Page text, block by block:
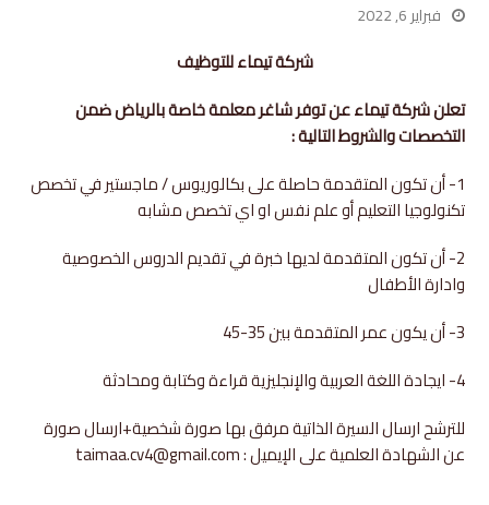
فبراير 6, 2022
شركة تيماء للتوظيف
تعلن شركة تيماء عن توفر شاغر معلمة خاصة بالرياض ضمن
التخصصات والشروط التالية :
1- أن تكون المتقدمة حاصلة على بكالوريوس / ماجستير في تخصص
تكنولوجيا التعليم أو علم نفس او اي تخصص مشابه
2- أن تكون المتقدمة لديها خبرة في تقديم الدروس الخصوصية
وادارة الأطفال
3- أن يكون عمر المتقدمة بين 35-45
4- ايجادة اللغة العربية والإنجليزية قراءة وكتابة ومحادثة
للترشح ارسال السيرة الذاتية مرفق بها صورة شخصية+ارسال صورة
عن الشهادة العلمية على الإيميل : taimaa.cv4@gmail.com